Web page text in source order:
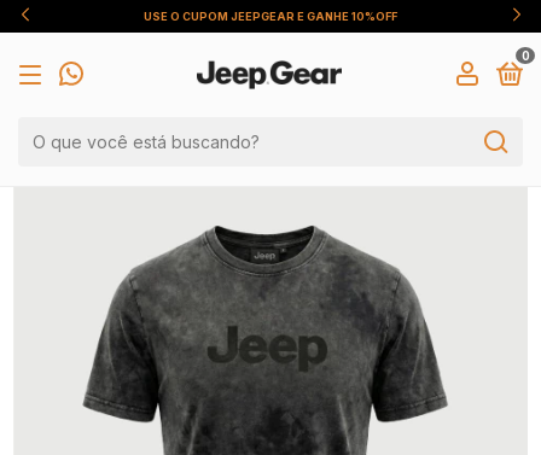
DESCONTO DE 5% PARA PAGAMENTO VIA PIX
0